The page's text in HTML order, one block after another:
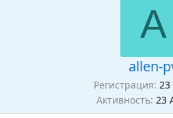
A
allen-
Регистрация 23
Активность 23